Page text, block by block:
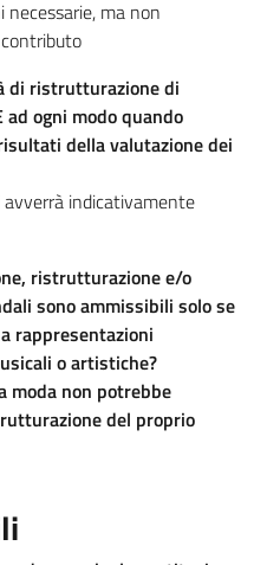
ma non
di ristrutturazione di
ogni modo quando
della valutazione dei
indicativamente
ristrutturazione e/o
sono ammissibili solo se
rappresentazioni
o artistiche?
moda non potrebbe
del proprio